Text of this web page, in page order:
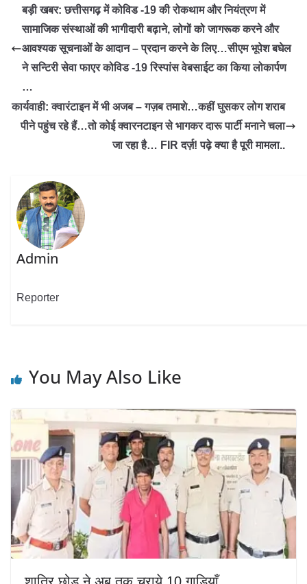
बड़ी खबर: छत्तीसगढ़ में कोविड -19 की रोकथाम और नियंत्रण में
सामाजिक संस्थाओं की भागीदारी बढ़ाने, लोगों को जागरूक करने और
आवश्यक सूचनाओं के आदान – प्रदान करने के लिए…सीएम भूपेश बघेल
ने सन्टिरी सेवा फाएर कोविड -19 रिस्पांस वेबसाईट का किया लोकार्पण
…
कार्यवाही: क्वारंटाइन में भी अजब – गज़ब तमाशे…कहीं घुसकर लोग शराब
पीने पहुंच रहे हैं…तो कोई क्वारनटाइन से भागकर दारू पार्टी मनाने चला
जा रहा है… FIR दर्ज़! पढ़े क्या है पूरी मामला..
Admin
Reporter
You May Also Like